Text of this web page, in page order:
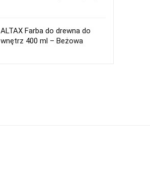
ALTAX Farba do drewna do
wnętrz 400 ml – Beżowa